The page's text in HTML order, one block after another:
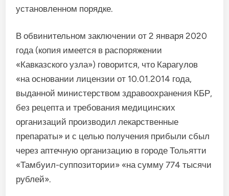
установленном порядке.
В обвинительном заключении от 2 января 2020
года (копия имеется в распоряжении
«Кавказского узла») говорится, что Карагулов
«на основании лицензии от 10.01.2014 года,
выданной министерством здравоохранения КБР,
без рецепта и требования медицинских
организаций производил лекарственные
препараты» и с целью получения прибыли сбыл
через аптечную организацию в городе Тольятти
«Тамбуил-суппозитории» «на сумму 774 тысячи
рублей».